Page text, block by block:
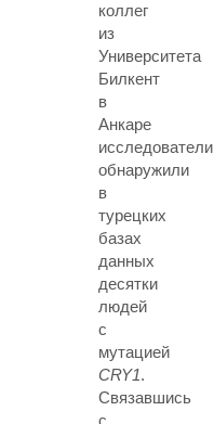
коллег
из
Университета
Билкент
в
Анкаре
исследователи
обнаружили
в
турецких
базах
данных
десятки
людей
с
мутацией
CRY1.
Связавшись